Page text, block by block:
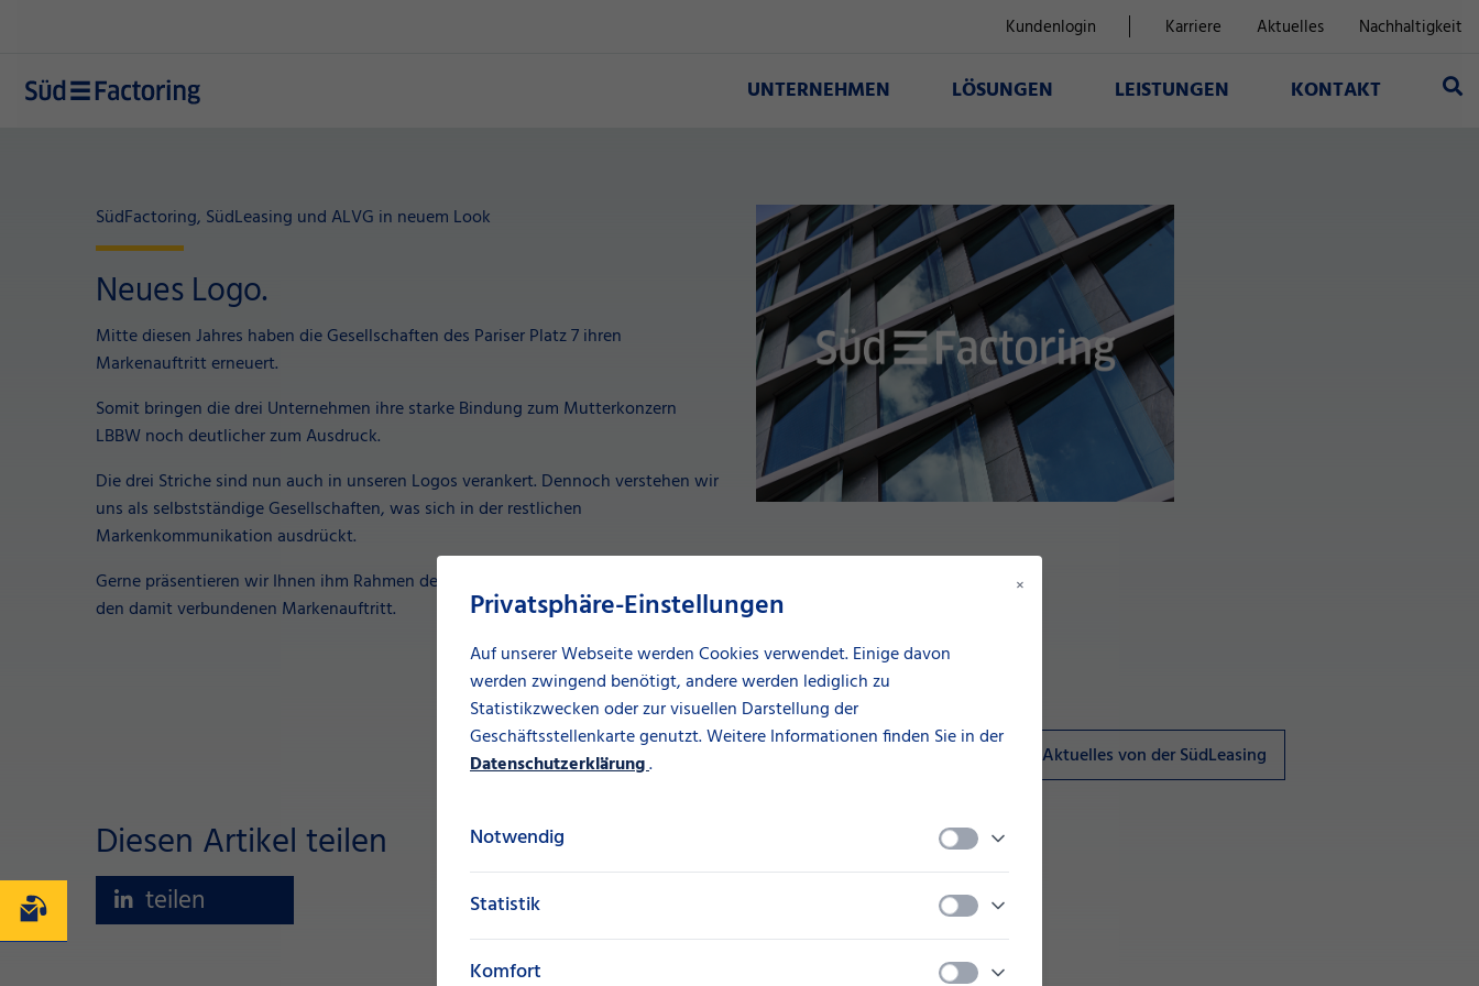
×
Privatsphäre-Einstellungen
Auf unserer Webseite werden Cookies verwendet. Einige davon
werden zwingend benötigt, andere werden lediglich zu
Statistikzwecken oder zur visuellen Darstellung der
Geschäftsstellenkarte genutzt. Weitere Informationen finden Sie in der
Datenschutzerklärung.
Notwendig
Statistik
Komfort
Kundenlogin Karriere Aktuelles Nachhaltigkeit
UNTERNEHMEN LÖSUNGEN LEISTUNGEN KONTAKT
Kontakt
SüdFactoring, SüdLeasing und ALVG in neuem Look
Neues Logo.
Mitte diesen Jahres haben die Gesellschaften des Pariser Platz 7 ihren
Markenauftritt erneuert.
Somit bringen die drei Unternehmen ihre starke Bindung zum Mutterkonzern
LBBW noch deutlicher zum Ausdruck.
Die drei Striche sind nun auch in unseren Logos verankert. Dennoch verstehen wir
uns als selbstständige Gesellschaften, was sich in der restlichen
Markenkommunikation ausdrückt.
Gerne präsentieren wir Ihnen ihm Rahmen der neuen Website das neue Logo und
den damit verbundenen Markenauftritt.
Aktuelles von der SüdLeasing
Diesen Artikel teilen
teilen